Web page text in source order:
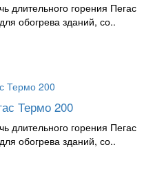
длительного горения Пегас
обогрева зданий, со..
Термо 200
длительного горения Пегас
обогрева зданий, со..